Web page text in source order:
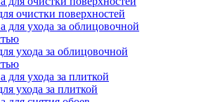
очистки поверхностей
ухода за облицовочной
ухода за плиткой